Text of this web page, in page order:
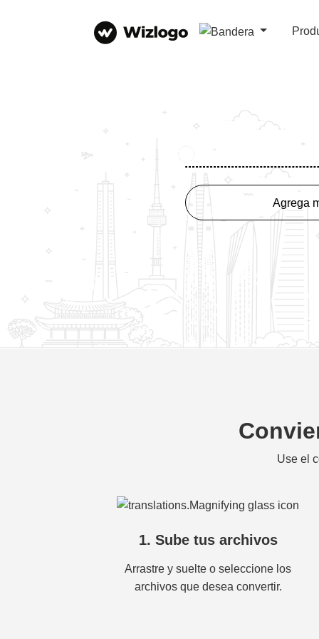
Agrega
Use el
1. Sube tus archivos
Arrastre y suelte o seleccione los
archivos que desea convertir.